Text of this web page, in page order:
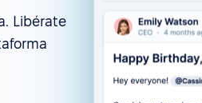
Libérate